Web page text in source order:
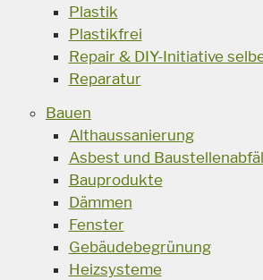
Plastik
Plastikfrei
Repair & DIY-Initiative
Reparatur
Bauen
Althaussanierung
Asbest und
Bauprodukte
Dämmen
Fenster
Gebäudebegrünung
Heizsysteme